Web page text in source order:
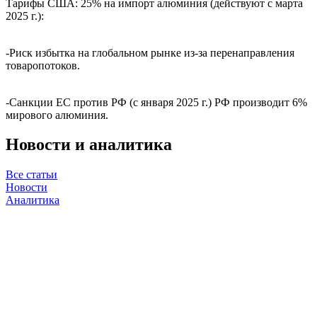
Тарифы США: 25% на импорт алюминия (действуют с марта
2025 г.):
-Риск избытка на глобальном рынке из-за перенаправления
товаропотоков.
-Санкции ЕС против РФ (с января 2025 г.) РФ производит 6%
мирового алюминия.
Новости и аналитика
Все статьи
Новости
Аналитика